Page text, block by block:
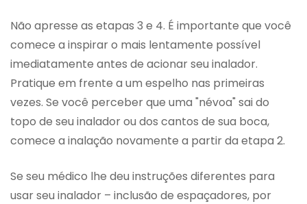
Não apresse as etapas 3 e 4. É importante que você
comece a inspirar o mais lentamente possível
imediatamente antes de acionar seu inalador.
Pratique em frente a um espelho nas primeiras
vezes. Se você perceber que uma "névoa" sai do
topo de seu inalador ou dos cantos de sua boca,
comece a inalação novamente a partir da etapa 2.
Se seu médico lhe deu instruções diferentes para
usar seu inalador – inclusão de espaçadores, por